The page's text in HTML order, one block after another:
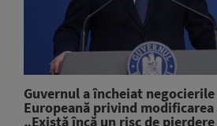
Guvernul a încheiat
Europeană privind modificarea
„Există încă un risc de